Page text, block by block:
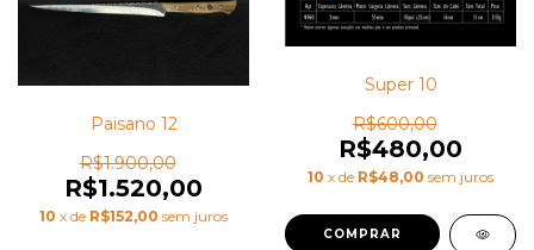
Paisano 12
R$1.900,00
R$1.520,00
10 x de R$152,00 sem juros
Super 10
R$600,00
R$480,00
10 x de R$48,00 sem juros